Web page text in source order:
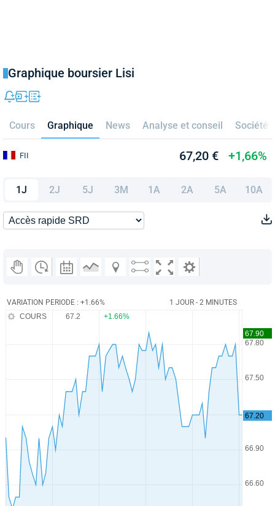
Graphique boursier Lisi
Cours Graphique News Analyse et conseil Société
FII 67,20 € +1,66%
1J 2J 5J 3M 1A 2A 5A 10A
VARIATION PERIODE : +1.66% 1 JOUR - 2 MINUTES
COURS 67.2 +1.66%